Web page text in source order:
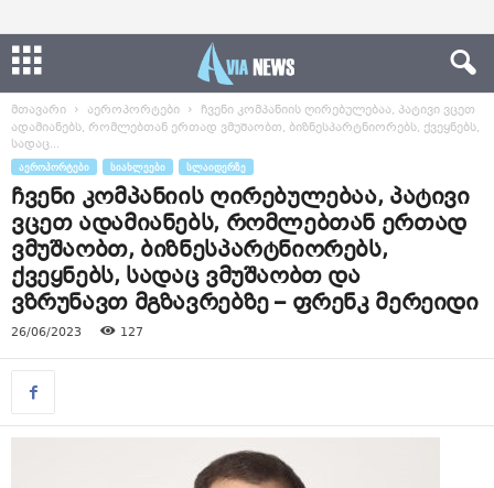
მთავარი აეროპორტები
ჩვენი კომპანიის ღირებულებაა, პატივი ვცეთ
ადამიანებს, რომლებთან ერთად ვმუშაობთ, ბიზნესპარტნიორებს, ქვეყნებს,
სადაც...
ᲐᲔᲠᲝᲞᲝᲠᲢᲔᲑᲘ ᲡᲘᲐᲮᲚᲔᲔᲑᲘ ᲡᲚᲐᲘᲓᲔᲠᲖᲔ
ჩვენი კომპანიის ღირებულებაა, პატივი
ვცეთ ადამიანებს, რომლებთან ერთად
ვმუშაობთ, ბიზნესპარტნიორებს,
ქვეყნებს, სადაც ვმუშაობთ და
ვზრუნავთ მგზავრებზე – ფრენკ მერეიდი
26/06/2023 127